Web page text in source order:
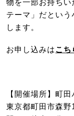
物を一部お持ちい
テーマ」だとい
します。
お申し込みはこち
【開催場所】町
東京都町田市森